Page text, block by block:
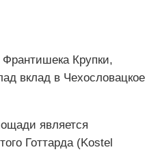
Крупки,
вклад в Чехословацкое
является
Готтарда (Kostel